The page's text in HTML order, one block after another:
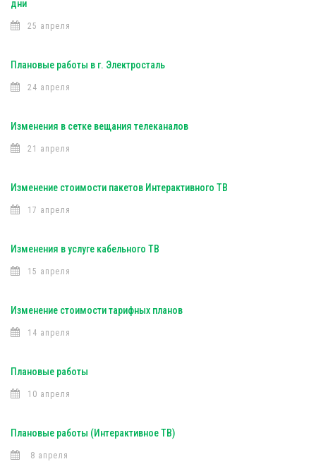
дни
25 апреля
Плановые работы в г. Электросталь
24 апреля
Изменения в сетке вещания телеканалов
21 апреля
Изменение стоимости пакетов Интерактивного ТВ
17 апреля
Изменения в услуге кабельного ТВ
15 апреля
Изменение стоимости тарифных планов
14 апреля
Плановые работы
10 апреля
Плановые работы (Интерактивное ТВ)
8 апреля